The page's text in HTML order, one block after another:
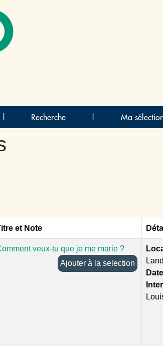
Recherche Ma
et Note
veux-tu que je me marie ?
Ajouter à la selection